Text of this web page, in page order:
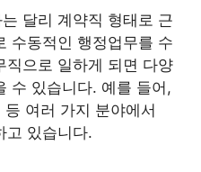
달리 계약직 형태로 근
수동적인 행정업무를 수
직으로 일하게 되면 다양
수 있습니다. 예를 들어,
여러 가지 분야에서
고 있습니다.